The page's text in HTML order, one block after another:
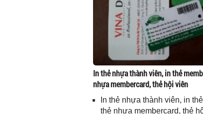
In thẻ nhựa thành viên, in thẻ
nhựa membercard, thẻ hội viên
In thẻ nhựa thành viên, in
thẻ nhựa membercard, thẻ